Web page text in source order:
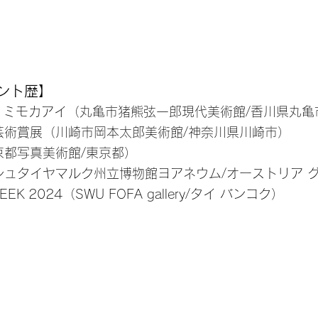
ト歴】
モカアイ（丸亀市猪熊弦一郎現代美術館/香川県丸亀
賞展（川崎市岡本太郎美術館/神奈川県川崎市）
写真美術館/東京都）
タイヤマルク州立博物館ヨアネウム/オーストリア グ
2024（SWU FOFA gallery/タイ バンコク）